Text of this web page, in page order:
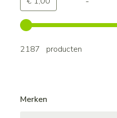
Gebruik de pijltjestoetsen
2187 producten
Merken